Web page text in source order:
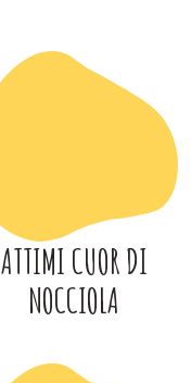
ATTIMI CUOR DI
NOCCIOLA